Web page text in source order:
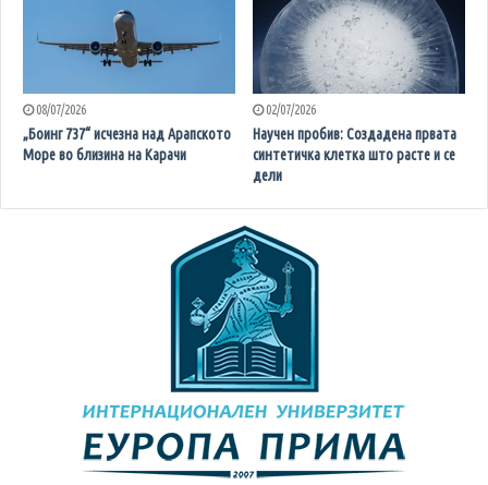
08/07/2026
„Боинг 737“ исчезна над Арапското
Море во близина на Карачи
02/07/2026
Научен пробив: Создадена првата
синтетичка клетка што расте и се
дели